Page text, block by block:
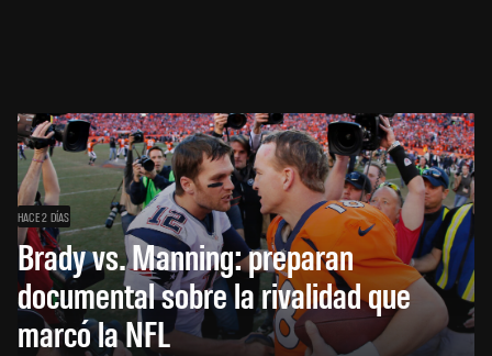
HACE 2 DÍAS
Brady vs. Manning: preparan
documental sobre la rivalidad que
marcó la NFL